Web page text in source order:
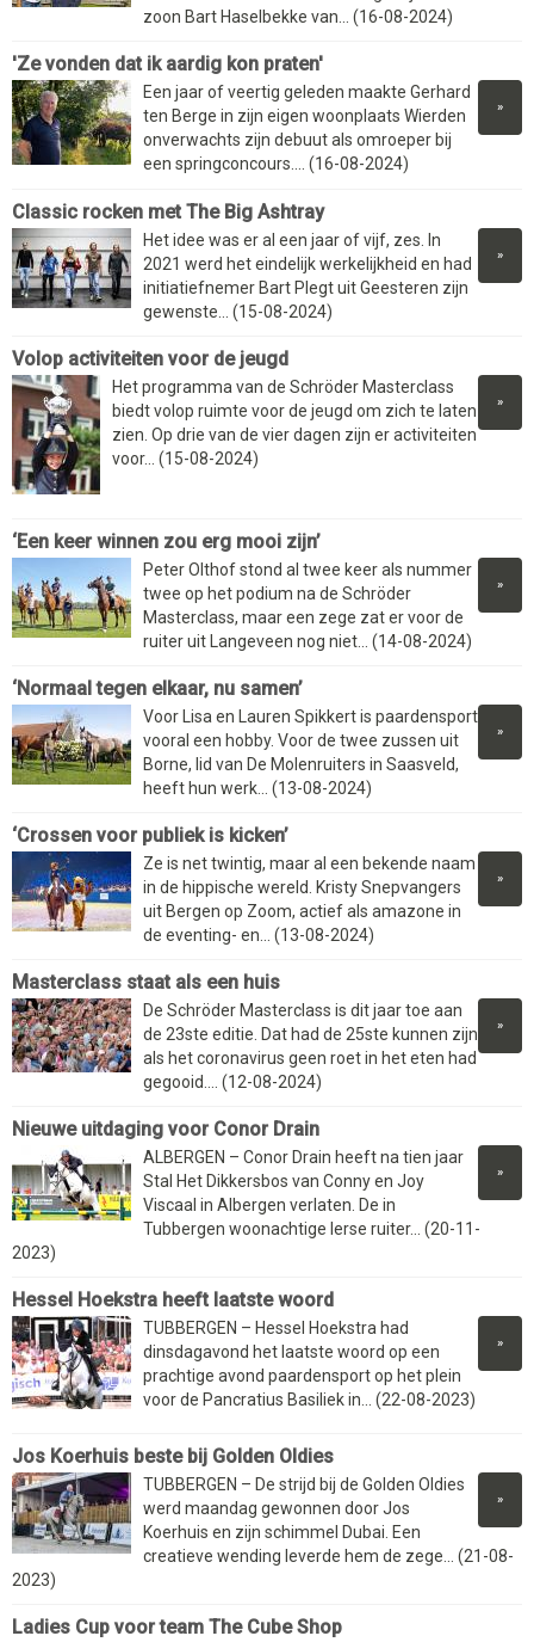
zoon Bart Haselbekke van... (16-08-2024)
'Ze vonden dat ik aardig kon praten'
»
Een jaar of veertig geleden maakte Gerhard
ten Berge in zijn eigen woonplaats Wierden
onverwachts zijn debuut als omroeper bij
een springconcours.... (16-08-2024)
Classic rocken met The Big Ashtray
»
Het idee was er al een jaar of vijf, zes. In
2021 werd het eindelijk werkelijkheid en had
initiatiefnemer Bart Plegt uit Geesteren zijn
gewenste... (15-08-2024)
Volop activiteiten voor de jeugd
»
Het programma van de Schröder Masterclass
biedt volop ruimte voor de jeugd om zich te laten
zien. Op drie van de vier dagen zijn er activiteiten
voor... (15-08-2024)
‘Een keer winnen zou erg mooi zijn’
»
Peter Olthof stond al twee keer als nummer
twee op het podium na de Schröder
Masterclass, maar een zege zat er voor de
ruiter uit Langeveen nog niet... (14-08-2024)
‘Normaal tegen elkaar, nu samen’
»
Voor Lisa en Lauren Spikkert is paardensport
vooral een hobby. Voor de twee zussen uit
Borne, lid van De Molenruiters in Saasveld,
heeft hun werk... (13-08-2024)
‘Crossen voor publiek is kicken’
»
Ze is net twintig, maar al een bekende naam
in de hippische wereld. Kristy Snepvangers
uit Bergen op Zoom, actief als amazone in
de eventing- en... (13-08-2024)
Masterclass staat als een huis
»
De Schröder Masterclass is dit jaar toe aan
de 23ste editie. Dat had de 25ste kunnen zijn
als het coronavirus geen roet in het eten had
gegooid.... (12-08-2024)
Nieuwe uitdaging voor Conor Drain
»
ALBERGEN – Conor Drain heeft na tien jaar
Stal Het Dikkersbos van Conny en Joy
Viscaal in Albergen verlaten. De in
Tubbergen woonachtige Ierse ruiter... (20-11-
2023)
Hessel Hoekstra heeft laatste woord
»
TUBBERGEN – Hessel Hoekstra had
dinsdagavond het laatste woord op een
prachtige avond paardensport op het plein
voor de Pancratius Basiliek in... (22-08-2023)
Jos Koerhuis beste bij Golden Oldies
»
TUBBERGEN – De strijd bij de Golden Oldies
werd maandag gewonnen door Jos
Koerhuis en zijn schimmel Dubai. Een
creatieve wending leverde hem de zege... (21-08-
2023)
Ladies Cup voor team The Cube Shop